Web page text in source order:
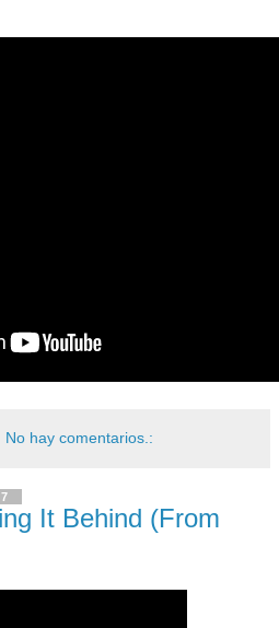
No hay comentarios.:
It Behind (From